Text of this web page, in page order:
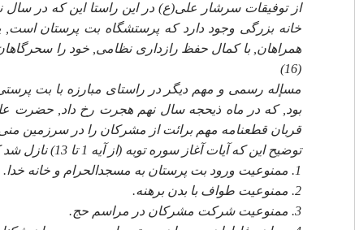
از توفيقات سرشار على(ع) در اين راستا اين كه در
همراهان, با كمال حفظ رازدارى نظامى, خود را
(16)
مسإله رسمى و مهم ديگر در راستاى مبارزه با بت
بود, كه در ماه ذيحجه سال نهم هجرت رخ داد, حضرت
قربان قطعنامه مهم برائت از مشركان را در سرزمين منى,
توضيح اين كه آيات آغاز سوره توبه (از آيه 1 تا 13) نازل شد كه روح اين آيات در چهار ماده زير خلاصه مى شد:
1. ممنوعيت ورود بت پرستان به مسجدالحرام و خانه خدا.
2. ممنوعيت طواف با بدن برهنه.
3. ممنوعيت شركت مشركان در مراسم حج.